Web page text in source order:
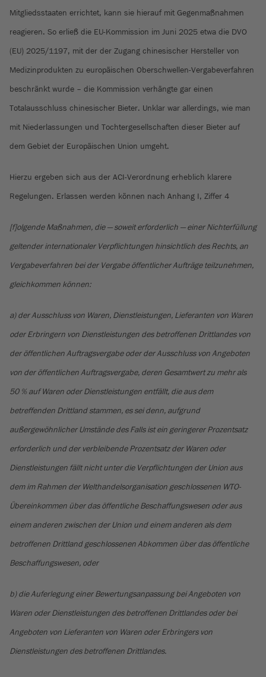
Mitgliedsstaaten errichtet, kann sie hierauf mit Gegenmaßnahmen
reagieren. So erließ die EU-Kommission im Juni 2025 etwa die DVO
(EU) 2025/1197, mit der der Zugang chinesischer Hersteller von
Medizinprodukten zu europäischen Oberschwellen-Vergabeverfahren
beschränkt wurde – die Kommission verhängte gar einen
Totalausschluss chinesischer Bieter. Unklar war allerdings, wie man
mit Niederlassungen und Tochtergesellschaften dieser Bieter auf
dem Gebiet der Europäischen Union umgeht.
Hierzu ergeben sich aus der ACI-Verordnung erheblich klarere
Regelungen. Erlassen werden können nach Anhang I, Ziffer 4
[f]olgende Maßnahmen, die — soweit erforderlich — einer Nichterfüllung
geltender internationaler Verpflichtungen hinsichtlich des Rechts, an
Vergabeverfahren bei der Vergabe öffentlicher Aufträge teilzunehmen,
gleichkommen können:
a) der Ausschluss von Waren, Dienstleistungen, Lieferanten von Waren
oder Erbringern von Dienstleistungen des betroffenen Drittlandes von
der öffentlichen Auftragsvergabe oder der Ausschluss von Angeboten
von der öffentlichen Auftragsvergabe, deren Gesamtwert zu mehr als
50 % auf Waren oder Dienstleistungen entfällt, die aus dem
betreffenden Drittland stammen, es sei denn, aufgrund
außergewöhnlicher Umstände des Falls ist ein geringerer Prozentsatz
erforderlich und der verbleibende Prozentsatz der Waren oder
Dienstleistungen fällt nicht unter die Verpflichtungen der Union aus
dem im Rahmen der Welthandelsorganisation geschlossenen WTO-
Übereinkommen über das öffentliche Beschaffungswesen oder aus
einem anderen zwischen der Union und einem anderen als dem
betroffenen Drittland geschlossenen Abkommen über das öffentliche
Beschaffungswesen, oder
b) die Auferlegung einer Bewertungsanpassung bei Angeboten von
Waren oder Dienstleistungen des betroffenen Drittlandes oder bei
Angeboten von Lieferanten von Waren oder Erbringers von
Dienstleistungen des betroffenen Drittlandes.